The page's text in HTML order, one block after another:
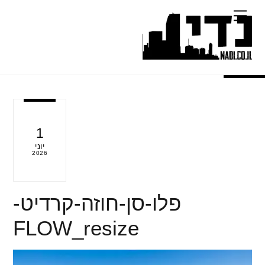
content
Menu
1
יוני
2026
פלו-סן-חוזה-קרדיט-
FLOW_resize